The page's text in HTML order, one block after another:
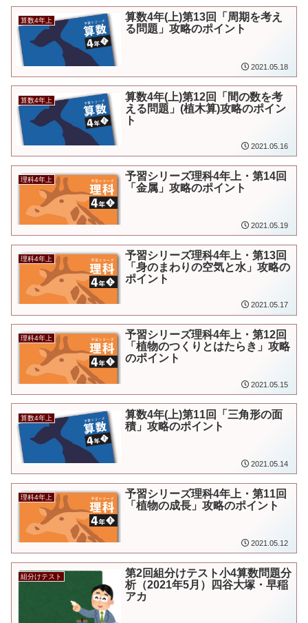
算数4年上
算数4年(上)第13回「周期を考え
る問題」攻略のポイント
2021.05.18
算数4年上
算数4年(上)第12回「間の数を考
える問題」(植木算)攻略のポイン
ト
2021.05.16
理科4年上
予習シリーズ理科4年上・第14回
「金属」攻略のポイント
2021.05.19
理科4年上
予習シリーズ理科4年上・第13回
「身のまわりの空気と水」攻略の
ポイント
2021.05.17
理科4年上
予習シリーズ理科4年上・第12回
「植物のつくりとはたらき」攻略
のポイント
2021.05.15
算数4年上
算数4年(上)第11回「三角形の面
積」攻略のポイント
2021.05.14
理科4年上
予習シリーズ理科4年上・第11回
「植物の成長」攻略のポイント
2021.05.12
組分けテスト
第2回組分けテスト小4算数問題分
析（2021年5月）四谷大塚・早稲
アカ